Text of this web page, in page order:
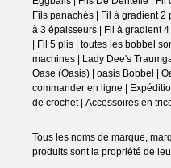
Fils panachés | Fil à gradient 2
à 3 épaisseurs | Fil à gradient
| Fil 5 plis | toutes les bobbel
machines | Lady Dee's
Oase (Oasis) | oasis Bobbel |
commander en ligne |
de crochet | Accessoires en
Tous les noms de marque,
produits sont la propriété de